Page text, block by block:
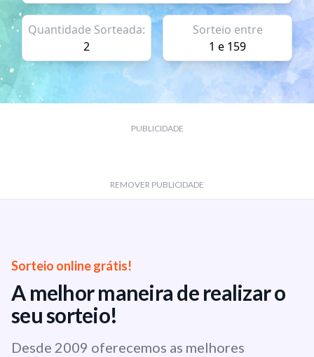
Quantidade Sorteada:
2
Sorteio entre
1 e 159
PUBLICIDADE
REMOVER PUBLICIDADE
Sorteio online grátis!
A melhor maneira de realizar o
seu sorteio!
Desde 2009 oferecemos as melhores